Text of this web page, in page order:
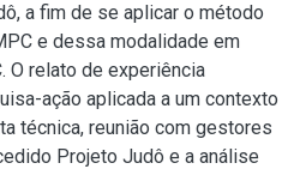
a fim de se aplicar o método
e dessa modalidade em
O relato de experiência
ação aplicada a um contexto
técnica, reunião com gestores
Projeto Judô e a análise